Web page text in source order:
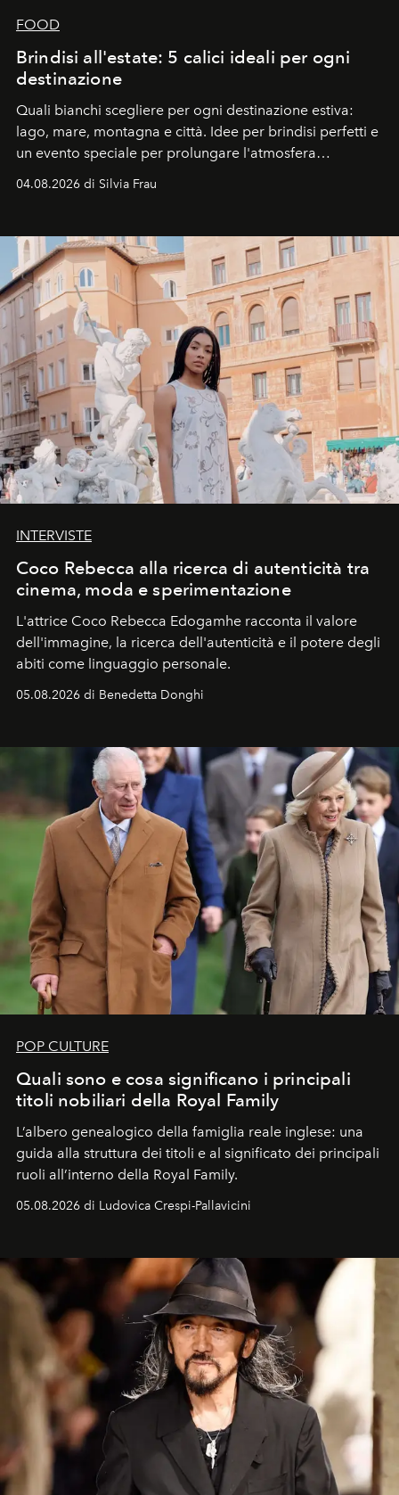
FOOD
Brindisi all'estate: 5 calici ideali per ogni
destinazione
Quali bianchi scegliere per ogni destinazione estiva:
lago, mare, montagna e città. Idee per brindisi perfetti e
un evento speciale per prolungare l'atmosfera
04.08.2026 di Silvia Frau
INTERVISTE
Coco Rebecca alla ricerca di autenticità tra
cinema, moda e sperimentazione
L'attrice Coco Rebecca Edogamhe racconta il valore
dell'immagine, la ricerca dell'autenticità e il potere degli
abiti come linguaggio personale.
05.08.2026 di Benedetta Donghi
POP CULTURE
Quali sono e cosa significano i principali
titoli nobiliari della Royal Family
L’albero genealogico della famiglia reale inglese: una
guida alla struttura dei titoli e al significato dei principali
ruoli all’interno della Royal Family.
05.08.2026 di Ludovica Crespi-Pallavicini